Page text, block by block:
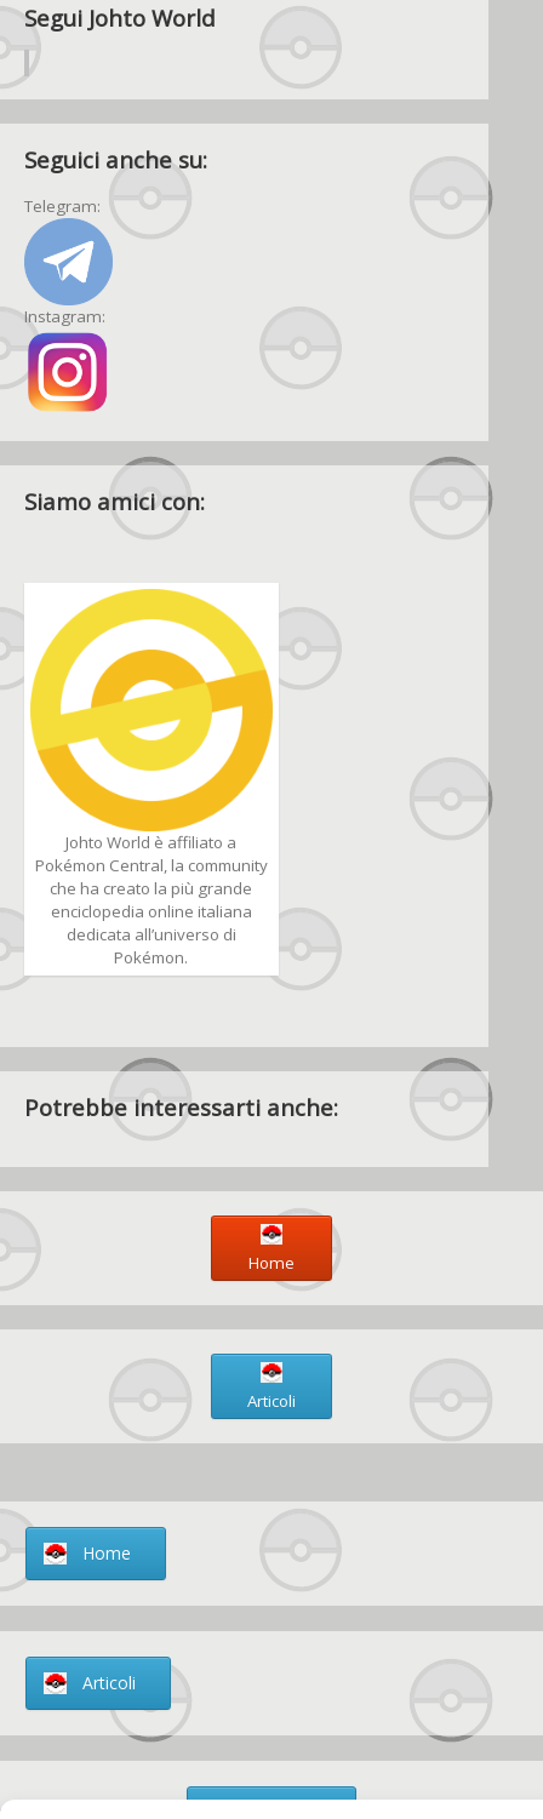
Segui Johto World
Seguici anche su:
Telegram:
Instagram:
Siamo amici con:
Johto World è affiliato a
Pokémon Central, la community
che ha creato la più grande
enciclopedia online italiana
dedicata all’universo di
Pokémon.
Potrebbe interessarti anche:
Home
Articoli
Home
Articoli